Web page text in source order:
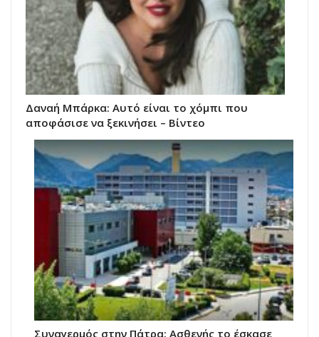
Δαναή Μπάρκα: Αυτό είναι το χόμπι που
αποφάσισε να ξεκινήσει – Βίντεο
Συναγερμός στην Πάτρα: Ασθενής το έσκασε